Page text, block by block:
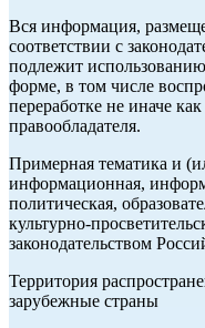
Вся информация,
соответствии с
подлежит
форме, в том числе
переработке не иначе
правообладателя.
Примерная тематика и
информационная,
политическая,
культурно-
законодательством
Территория
зарубежные страны